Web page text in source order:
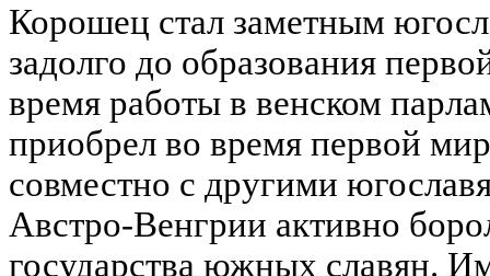
Корошец стал заметным
задолго до образования
время работы в венском
приобрел во время первой
совместно с другими
Австро-Венгрии активно
государства южных славян.